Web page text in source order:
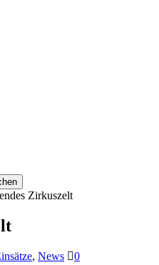
Zirkuszelt
, News
0